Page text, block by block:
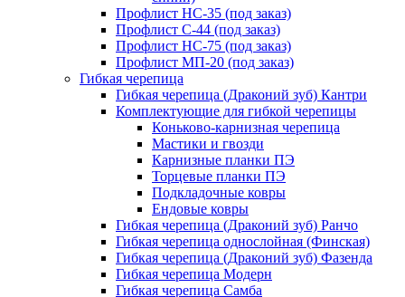
Профлист НС-35 (под заказ)
Профлист С-44 (под заказ)
Профлист НС-75 (под заказ)
Профлист МП-20 (под заказ)
Гибкая черепица
Гибкая черепица (Драконий зуб) Кантри
Комплектующие для гибкой черепицы
Коньково-карнизная черепица
Мастики и гвозди
Карнизные планки ПЭ
Торцевые планки ПЭ
Подкладочные ковры
Ендовые ковры
Гибкая черепица (Драконий зуб) Ранчо
Гибкая черепица однослойная (Финская)
Гибкая черепица (Драконий зуб) Фазенда
Гибкая черепица Модерн
Гибкая черепица Самба